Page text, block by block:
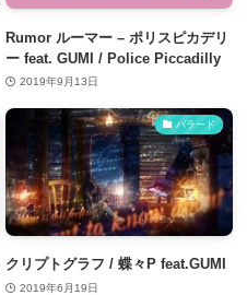
Rumor ルーマー – ポリスピカデリ
ー feat. GUMI / Police Piccadilly
2019年9月13日
バラード
クリプトグラフ / 蝶々P feat.GUMI
2019年6月19日